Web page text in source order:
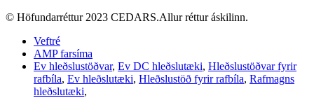
© Höfundarréttur 2023 CEDARS.Allur réttur áskilinn.
Veftré
AMP farsíma
Ev hleðslustöðvar, Ev DC hleðslutæki, Hleðslustöðvar fyrir
rafbíla, Ev hleðslutæki, Hleðslustöð fyrir rafbíla, Rafmagns
hleðslutæki,